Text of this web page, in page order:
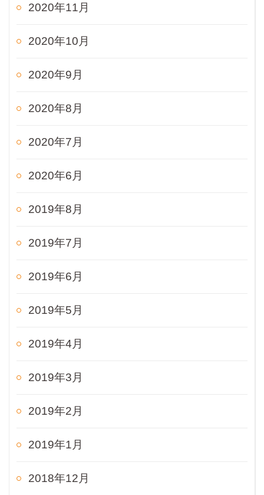
2020年11月
2020年10月
2020年9月
2020年8月
2020年7月
2020年6月
2019年8月
2019年7月
2019年6月
2019年5月
2019年4月
2019年3月
2019年2月
2019年1月
2018年12月